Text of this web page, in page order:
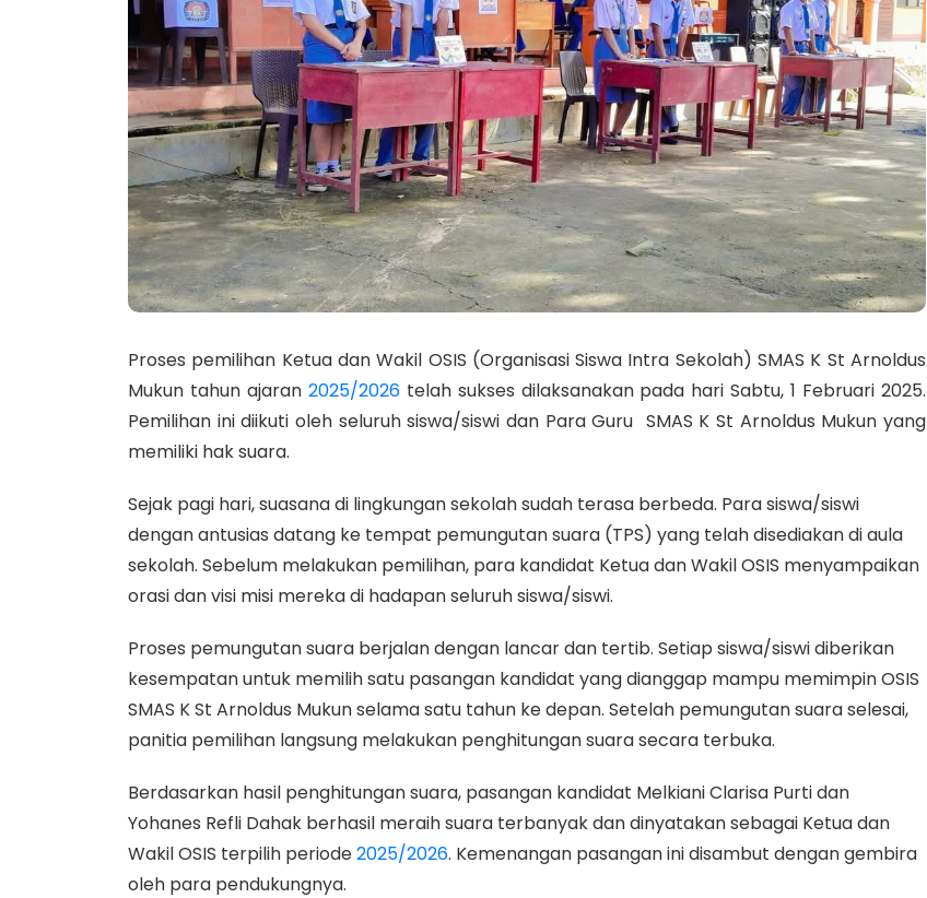
Proses pemilihan Ketua dan Wakil OSIS (Organisasi Siswa Intra Sekolah) SMAS K St Arnoldus
Mukun tahun ajaran 2025/2026telah sukses dilaksanakan pada hari Sabtu, 1 Februari 2025.
Pemilihan ini diikuti oleh seluruh siswa/siswi dan Para Guru SMAS K St Arnoldus Mukun yang
memiliki hak suara.
Sejak pagi hari, suasana di lingkungan sekolah sudah terasa berbeda. Para siswa/siswi
dengan antusias datang ke tempat pemungutan suara (TPS) yang telah disediakan di aula
sekolah. Sebelum melakukan pemilihan, para kandidat Ketua dan Wakil OSIS menyampaikan
orasi dan visi misi mereka di hadapan seluruh siswa/siswi.
Proses pemungutan suara berjalan dengan lancar dan tertib. Setiap siswa/siswi diberikan
kesempatan untuk memilih satu pasangan kandidat yang dianggap mampu memimpin OSIS
SMAS K St Arnoldus Mukun selama satu tahun ke depan. Setelah pemungutan suara selesai,
panitia pemilihan langsung melakukan penghitungan suara secara terbuka.
Berdasarkan hasil penghitungan suara, pasangan kandidat Melkiani Clarisa Purti dan
Yohanes Refli Dahak berhasil meraih suara terbanyak dan dinyatakan sebagai Ketua dan
Wakil OSIS terpilih periode2025/2026. Kemenangan pasangan ini disambut dengan gembira
oleh para pendukungnya.